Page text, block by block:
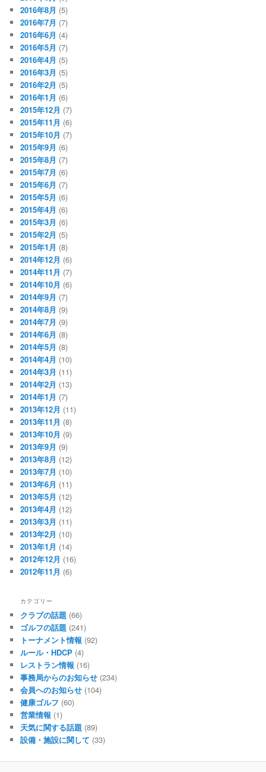
2016年8月 (5)
2016年7月 (7)
2016年6月 (4)
2016年5月 (7)
2016年4月 (5)
2016年3月 (5)
2016年2月 (5)
2016年1月 (6)
2015年12月 (7)
2015年11月 (6)
2015年10月 (7)
2015年9月 (6)
2015年8月 (7)
2015年7月 (6)
2015年6月 (7)
2015年5月 (6)
2015年4月 (6)
2015年3月 (6)
2015年2月 (5)
2015年1月 (8)
2014年12月 (6)
2014年11月 (7)
2014年10月 (6)
2014年9月 (7)
2014年8月 (9)
2014年7月 (9)
2014年6月 (8)
2014年5月 (8)
2014年4月 (10)
2014年3月 (11)
2014年2月 (13)
2014年1月 (7)
2013年12月 (11)
2013年11月 (8)
2013年10月 (9)
2013年9月 (9)
2013年8月 (12)
2013年7月 (10)
2013年6月 (11)
2013年5月 (12)
2013年4月 (12)
2013年3月 (11)
2013年2月 (10)
2013年1月 (14)
2012年12月 (16)
2012年11月 (6)
カテゴリー
クラブの話題 (66)
ゴルフの話題 (241)
トーナメント情報 (92)
ルール・HDCP (4)
レストラン情報 (16)
事務局からのお知らせ (234)
会員へのお知らせ (104)
健康ゴルフ (60)
営業情報 (1)
天気に関する話題 (89)
設備・施設に関して (33)